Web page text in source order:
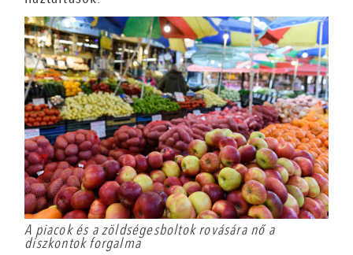
A piacok és a zöldségesboltok rovására nő a
diszkontok forgalma